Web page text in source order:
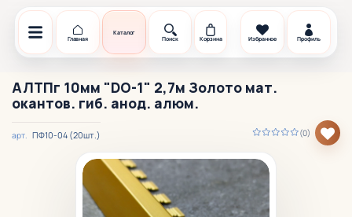
Главная
Каталог
Поиск
Корзина Избранное Профиль
АЛТПг 10мм "DO-1" 2,7м Золото мат.
окантов. гиб. анод. алюм.
(0)
арт. ПФ10-04 (20шт.)